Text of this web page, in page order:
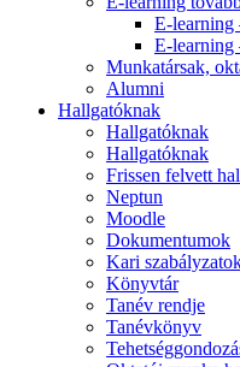
E-learning
E-learning
Munkatársak,
Alumni
Hallgatóknak
Hallgatóknak
Hallgatóknak
Frissen felvett
Neptun
Moodle
Dokumentumok
Kari
Könyvtár
Tanév rendje
Tanévkönyv